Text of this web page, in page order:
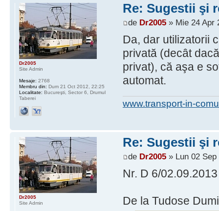
Re: Sugestii şi
de Dr2005» Mie 24 Apr
Da, dar utilizatorii
privată (decât
privat), că aşa e
automat.
www.transport-in-
Dr2005
Site Admin
Mesaje: 2768
Membru din: Dum 21 Oct 2012, 22:25
Localitate: Bucureşti, Sector 6, Drumul
Taberei
Re: Sugestii şi
de Dr2005» Lun 02 Sep
Nr. D 6/02.09.2013
De la Tudose
Dr2005
Site Admin